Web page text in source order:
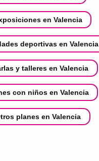
en Valencia
deportivas en Valencia
y talleres en Valencia
con niños en Valencia
planes en Valencia